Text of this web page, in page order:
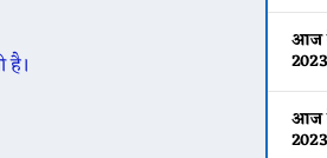
है।
आज
2023
आज
2023